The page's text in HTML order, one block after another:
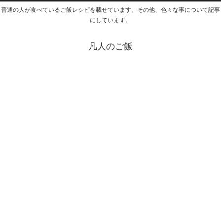
普通の人が食べているご飯レシピを載せています。その他、色々な事について記事
にしています。
凡人のご飯